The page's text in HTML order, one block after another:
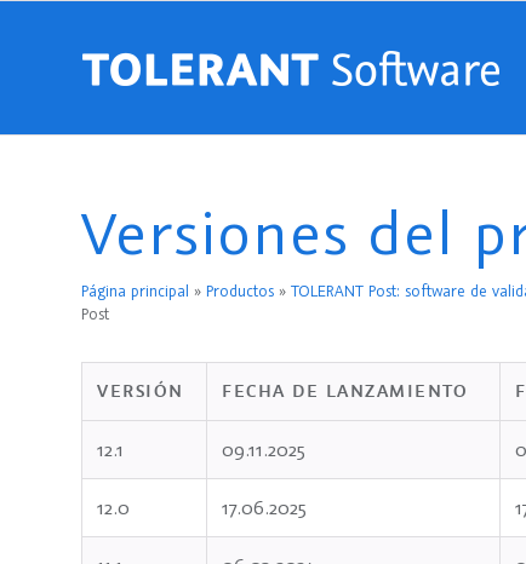
Versiones del
Página principal » Productos » TOLERANT Post: software de
Post
VERSIÓN FECHA DE LANZAMIENTO
12.1 09.11.2025
12.0 17.06.2025